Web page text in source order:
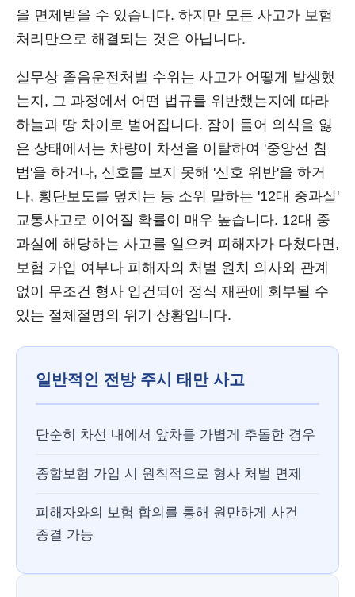
을 면제받을 수 있습니다. 하지만 모든 사고가 보험
처리만으로 해결되는 것은 아닙니다.
실무상 졸음운전처벌 수위는 사고가 어떻게 발생했
는지, 그 과정에서 어떤 법규를 위반했는지에 따라
하늘과 땅 차이로 벌어집니다. 잠이 들어 의식을 잃
은 상태에서는 차량이 차선을 이탈하여 '중앙선 침
범'을 하거나, 신호를 보지 못해 '신호 위반'을 하거
나, 횡단보도를 덮치는 등 소위 말하는 '12대 중과실'
교통사고로 이어질 확률이 매우 높습니다. 12대 중
과실에 해당하는 사고를 일으켜 피해자가 다쳤다면,
보험 가입 여부나 피해자의 처벌 원치 의사와 관계
없이 무조건 형사 입건되어 정식 재판에 회부될 수
있는 절체절명의 위기 상황입니다.
일반적인 전방 주시 태만 사고
단순히 차선 내에서 앞차를 가볍게 추돌한 경우
종합보험 가입 시 원칙적으로 형사 처벌 면제
피해자와의 보험 합의를 통해 원만하게 사건
종결 가능